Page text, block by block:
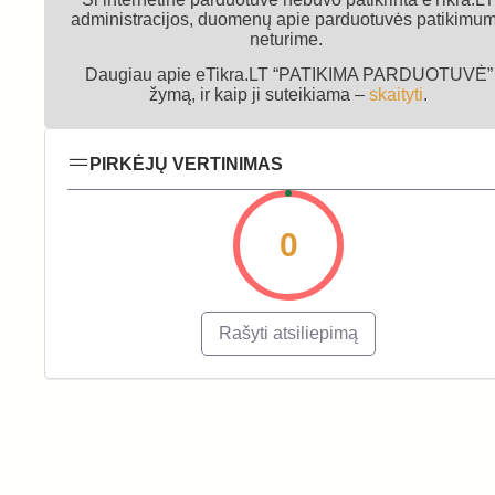
administracijos, duomenų apie parduotuvės
neturime.
Daugiau apie eTikra.LT “PATIKIMA PARDUOTUVĖ”
žymą, ir kaip ji suteikiama – skaityti.
PIRKĖJŲ VERTINIMAS
0
Rašyti atsiliepimą